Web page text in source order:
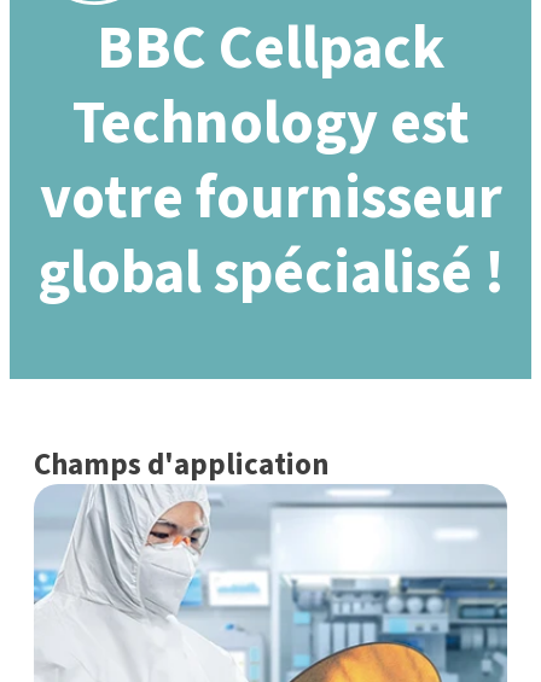
BBC Cellpack
Technology est
votre fournisseur
global spécialisé !
Champs d'application